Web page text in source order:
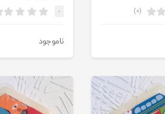
(۰) -
ناموجود